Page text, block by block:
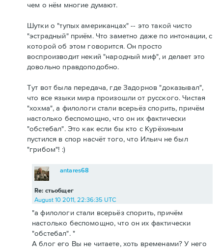
чем о нём многие думают.
Шутки о "тупых американцах" -- это такой чисто
"эстрадный" приём. Что заметно даже по интонации, с
которой об этом говорится. Он просто
воспроизводит некий "народный миф", и делает это
довольно правдоподобно.
Тут вот была передача, где Задорнов "доказывал",
что все языки мира произошли от русского. Чистая
"хохма", а филологи стали всерьёз спорить, причём
настолько беспомощно, что он их фактически
"обстебал". Это как если бы кто с Курёхиным
пустился в спор насчёт того, что Ильич не был
"грибом"! :)
Re: стьобщег
antares68
August 10 2011, 22:36:35 UTC
"а филологи стали всерьёз спорить, причём
настолько беспомощно, что он их фактически
"обстебал". "
А блог его Вы не читаете, хоть временами? У него